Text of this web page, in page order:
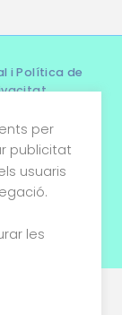
i Política de
i condicions
de cookies
per
publicitat
usuaris
les